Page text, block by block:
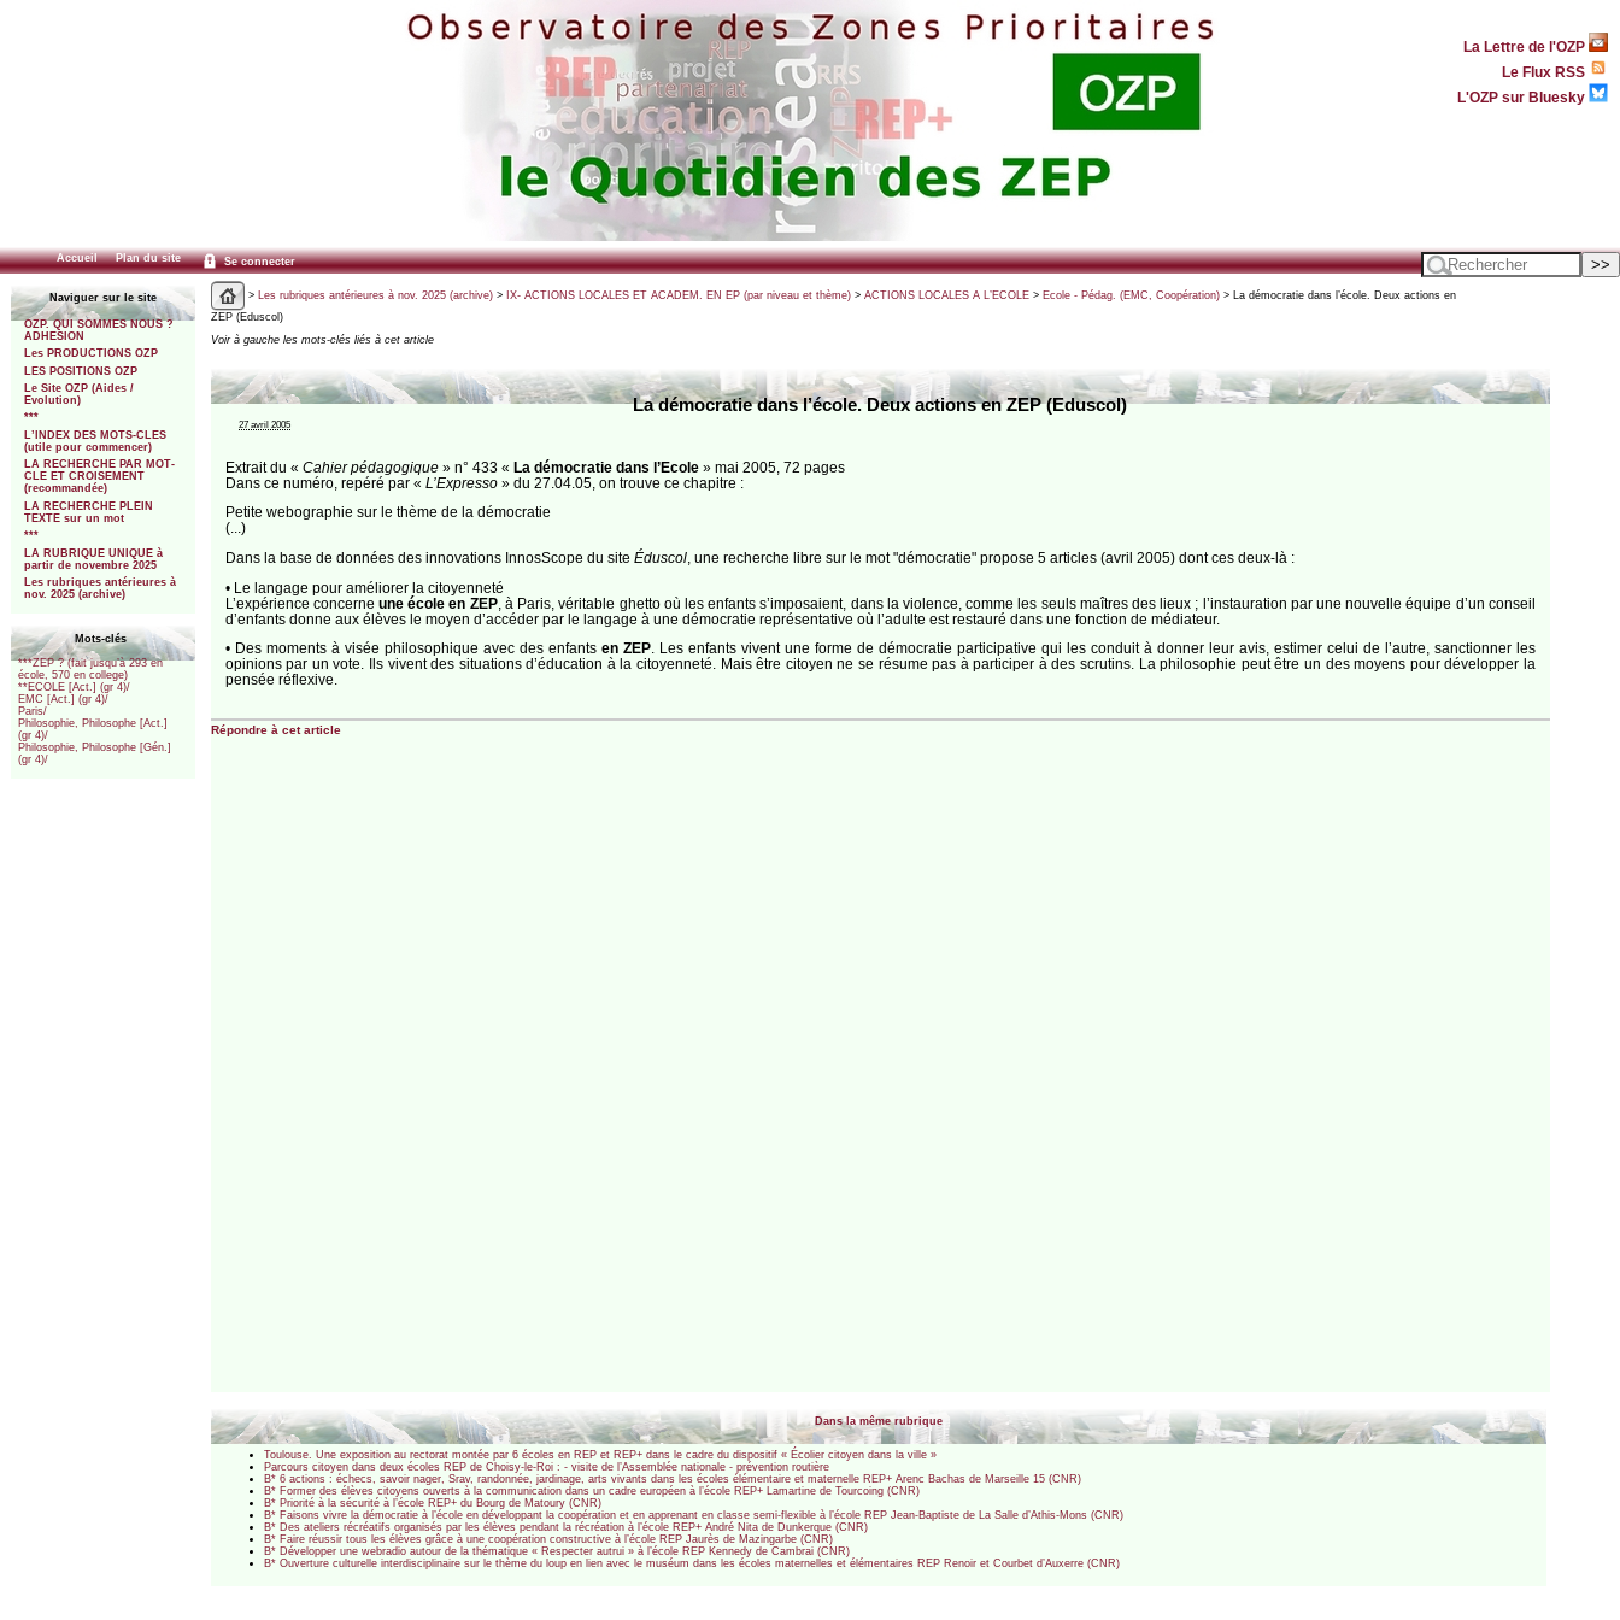
La Lettre de l'OZP
Le Flux RSS
L'OZP sur Bluesky
Accueil Plan du site Se connecter
Naviguer sur le site
OZP. QUI SOMMES NOUS ?
ADHESION
Les PRODUCTIONS OZP
LES POSITIONS OZP
Le Site OZP (Aides /
Evolution)
***
L’INDEX DES MOTS-CLES
(utile pour commencer)
LA RECHERCHE PAR MOT-
CLE ET CROISEMENT
(recommandée)
LA RECHERCHE PLEIN
TEXTE sur un mot
***
LA RUBRIQUE UNIQUE à
partir de novembre 2025
Les rubriques antérieures à
nov. 2025 (archive)
Mots-clés
***ZEP ? (fait jusqu’à 293 en
école, 570 en college)
**ECOLE [Act.] (gr 4)/
EMC [Act.] (gr 4)/
Paris/
Philosophie, Philosophe [Act.]
(gr 4)/
Philosophie, Philosophe [Gén.]
(gr 4)/
> Les rubriques antérieures à nov. 2025 (archive)> IX- ACTIONS LOCALES ET ACADEM. EN EP (par niveau et thème)> ACTIONS LOCALES A L’ECOLE> Ecole - Pédag. (EMC, Coopération)> La démocratie dans l’école. Deux actions en
ZEP (Eduscol)
Voir à gauche les mots-clés liés à cet article
La démocratie dans l’école. Deux actions en ZEP (Eduscol)
27 avril 2005
Extrait du « Cahier pédagogique» n° 433 « La démocratie dans l’Ecole» mai 2005, 72 pages
Dans ce numéro, repéré par « L’Expresso» du 27.04.05, on trouve ce chapitre :
Petite webographie sur le thème de la démocratie
(...)
Dans la base de données des innovations InnosScope du site Éduscol, une recherche libre sur le mot "démocratie" propose 5 articles (avril 2005) dont ces deux-là :
• Le langage pour améliorer la citoyenneté
L’expérience concerneune école en ZEP, à Paris, véritable ghetto où les enfants s’imposaient, dans la violence, comme les seuls maîtres des lieux ; l’instauration par une nouvelle équipe d’un conseil
d’enfants donne aux élèves le moyen d’accéder par le langage à une démocratie représentative où l’adulte est restauré dans une fonction de médiateur.
• Des moments à visée philosophique avec des enfants en ZEP. Les enfants vivent une forme de démocratie participative qui les conduit à donner leur avis, estimer celui de l’autre, sanctionner les
opinions par un vote. Ils vivent des situations d’éducation à la citoyenneté. Mais être citoyen ne se résume pas à participer à des scrutins. La philosophie peut être un des moyens pour développer la
pensée réflexive.
Répondre à cet article
Dans la même rubrique
Toulouse. Une exposition au rectorat montée par 6 écoles en REP et REP+ dans le cadre du dispositif « Écolier citoyen dans la ville »
Parcours citoyen dans deux écoles REP de Choisy-le-Roi : - visite de l’Assemblée nationale - prévention routière
B* 6 actions : échecs, savoir nager, Srav, randonnée, jardinage, arts vivants dans les écoles élémentaire et maternelle REP+ Arenc Bachas de Marseille 15 (CNR)
B* Former des élèves citoyens ouverts à la communication dans un cadre européen à l’école REP+ Lamartine de Tourcoing (CNR)
B* Priorité à la sécurité à l’école REP+ du Bourg de Matoury (CNR)
B* Faisons vivre la démocratie à l’école en développant la coopération et en apprenant en classe semi-flexible à l’école REP Jean-Baptiste de La Salle d’Athis-Mons (CNR)
B* Des ateliers récréatifs organisés par les élèves pendant la récréation à l’école REP+ André Nita de Dunkerque (CNR)
B* Faire réussir tous les élèves grâce à une coopération constructive à l’école REP Jaurès de Mazingarbe (CNR)
B* Développer une webradio autour de la thématique « Respecter autrui » à l’école REP Kennedy de Cambrai (CNR)
B* Ouverture culturelle interdisciplinaire sur le thème du loup en lien avec le muséum dans les écoles maternelles et élémentaires REP Renoir et Courbet d’Auxerre (CNR)